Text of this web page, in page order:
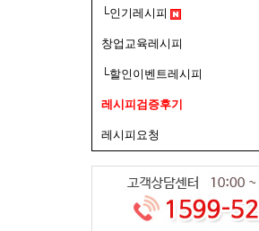
└인기레시피
창업교육레시피
└할인이벤트레시피
레시피검증후기
레시피요청